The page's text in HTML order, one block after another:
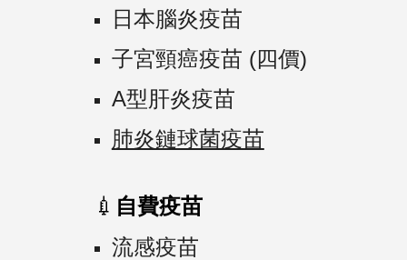
日本腦炎疫苗
子宮頸癌疫苗 (四價)
A型肝炎疫苗
肺炎鏈球菌疫苗
💉 自費疫苗
流感疫苗